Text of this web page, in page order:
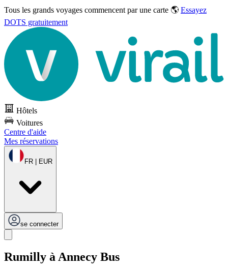
Tous les grands voyages commencent par une carte 🌎 Essayez
DOTS gratuitement
Hôtels
Voitures
Centre d'aide
Mes réservations
FR | EUR
se connecter
Rumilly à Annecy Bus